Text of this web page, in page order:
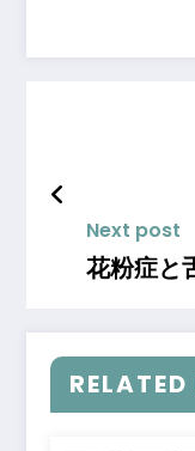
Next post
花粉症と